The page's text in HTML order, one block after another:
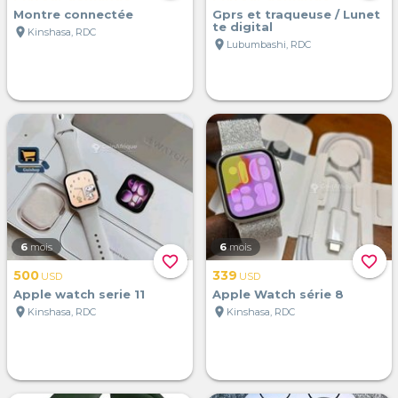
Montre connectée
location_on Kinshasa, RDC
Gprs et traqueuse / Lunet
te digital
location_on Lubumbashi, RDC
favorite_border
6 mois
500 USD
Apple watch serie 11
location_on Kinshasa, RDC
favorite_border
6 mois
339 USD
Apple Watch série 8
location_on Kinshasa, RDC